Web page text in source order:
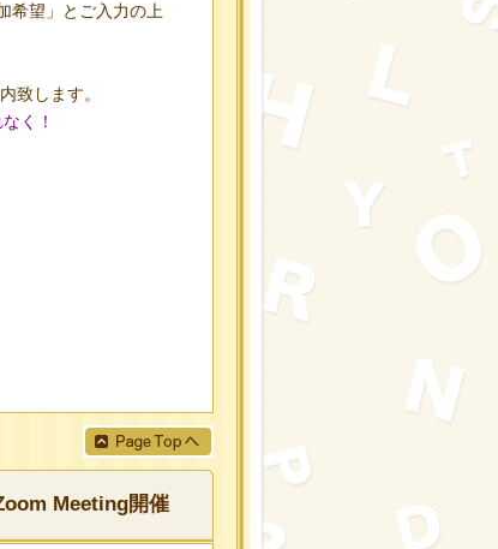
希望」とご入力の上
致します。
く！
Meeting開催